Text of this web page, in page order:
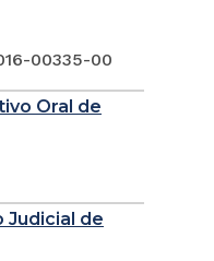
00335-00
Oral de
Judicial de